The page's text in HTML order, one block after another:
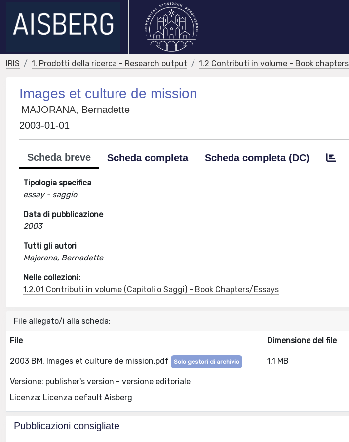
IRIS 1. Prodotti della ricerca - Research output 1.2 Contributi in volume - Book chapters
Images et culture de mission
MAJORANA, Bernadette
2003-01-01
Scheda breve Scheda completa Scheda completa (DC)
Tipologia specifica
essay - saggio
Data di pubblicazione
2003
Tutti gli autori
Majorana, Bernadette
Nelle collezioni:
1.2.01 Contributi in volume (Capitoli o Saggi) - Book Chapters/Essays
File allegato/i alla scheda:
File Dimensione del file
2003 BM, Images et culture de mission.pdf Solo gestori di archivio
Versione: publisher's version - versione editoriale
Licenza: Licenza default Aisberg
1.1 MB
Pubblicazioni consigliate